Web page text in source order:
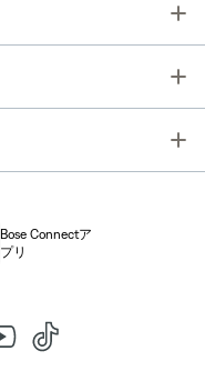
Bose Connectア
プリ